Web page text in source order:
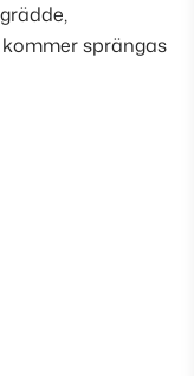
sprängas